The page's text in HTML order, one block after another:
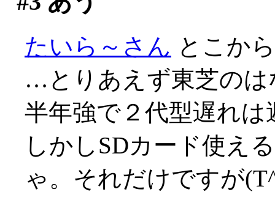
たいら～さん とこか
…とりあえず東芝のは
半年強で２代型遅れは
しかしSDカード使え
ゃ。それだけですが